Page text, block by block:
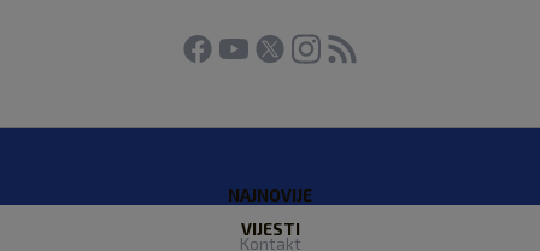
NAJNOVIJE
VIJESTI
Kontakt